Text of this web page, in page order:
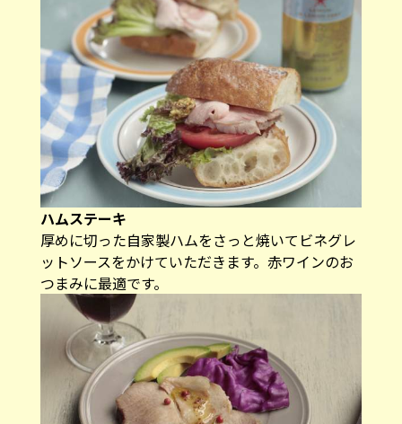
ハムステーキ
厚めに切った自家製ハムをさっと焼いてビネグレ
ットソースをかけていただきます。赤ワインのお
つまみに最適です。